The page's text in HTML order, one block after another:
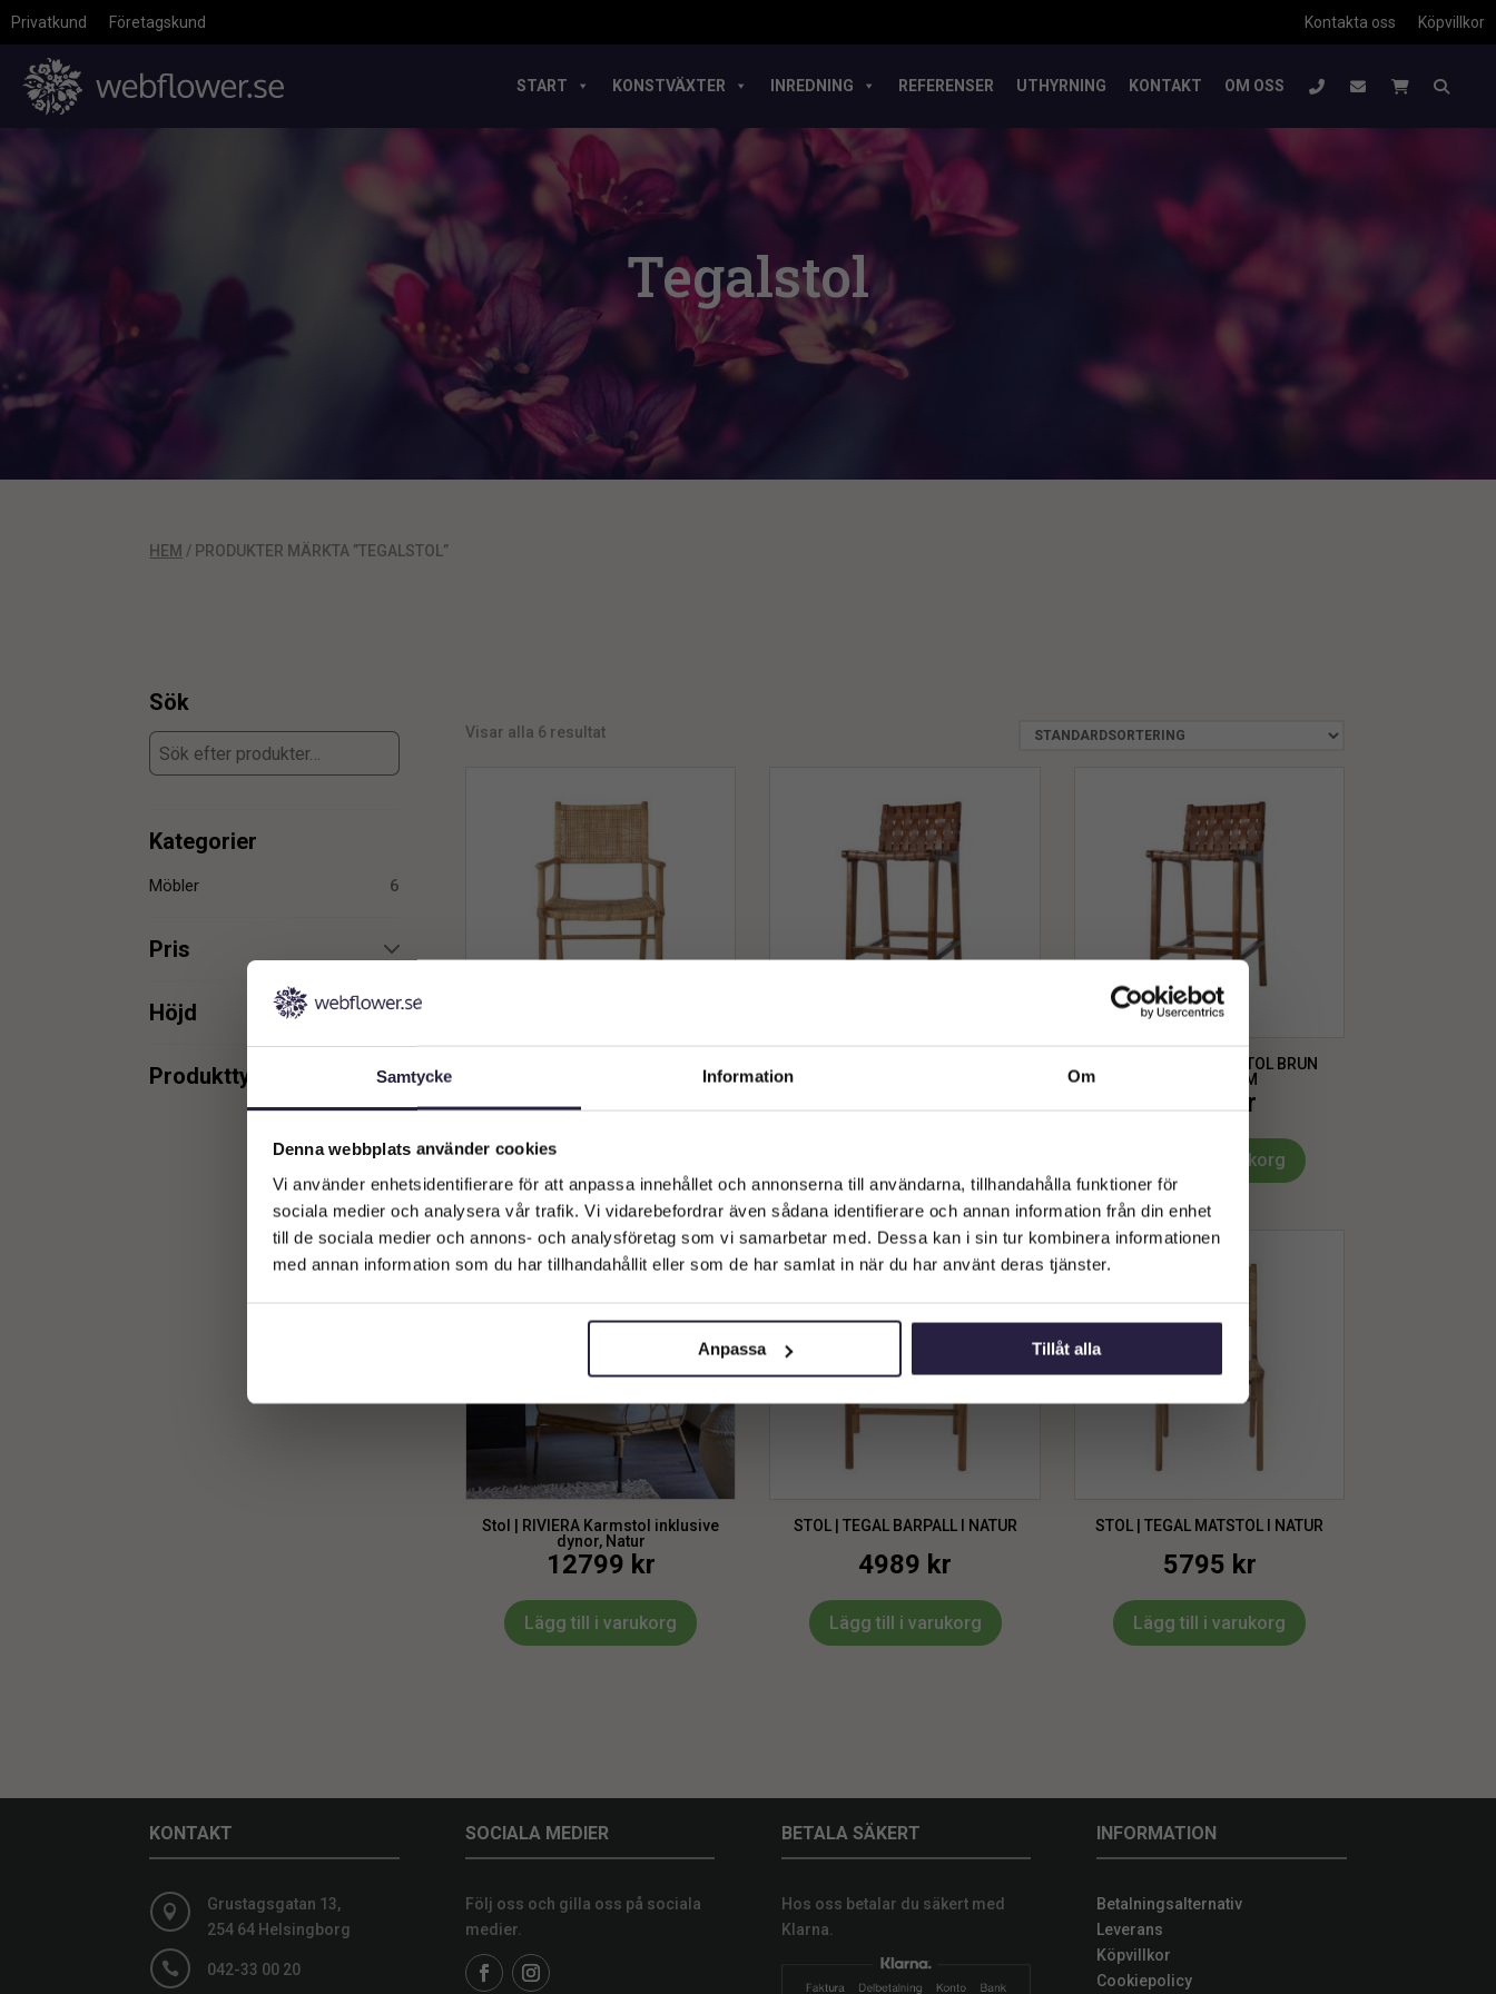
Samtycke Information Om
Denna webbplats använder cookies
Vi använder enhetsidentifierare för att anpassa innehållet och annonserna till användarna, tillhandahålla funktioner för
sociala medier och analysera vår trafik. Vi vidarebefordrar även sådana identifierare och annan information från din enhet
till de sociala medier och annons- och analysföretag som vi samarbetar med. Dessa kan i sin tur kombinera informationen
med annan information som du har tillhandahållit eller som de har samlat in när du har använt deras tjänster.
Anpassa Tillåt alla
Privatkund Företagskund Köpvillkor
Kontakta oss
START KONSTVÄXTER INREDNING REFERENSER UTHYRNING KONTAKT OM OSS
Tegalstol
HEM / PRODUKTER MÄRKTA ”TEGALSTOL”
Sök
Kategorier
Möbler 6
Pris
max.
Höjd
max.
Produkttyper
Visar alla 6 resultat
6995
Lägg till i varukorg
STOL | PORTO BARSTOL BRUN
40X53X97CM
kr
Lägg till i varukorg
Stol | RIVIERA Karmstol inklusive
dynor, Natur
12799 kr
Lägg till i varukorg
STOL | TEGAL BARPALL I NATUR
4989 kr
Lägg till i varukorg
STOL | TEGAL MATSTOL I NATUR
5795 kr
Lägg till i varukorg
KONTAKT

Grustagsgatan 13,
254 64 Helsingborg
 042-33 00 20
SOCIALA MEDIER
Följ oss och gilla oss på sociala
medier.
BETALA SÄKERT
Hos oss betalar du säkert med
Klarna.
INFORMATION
Betalningsalternativ
Leverans
Köpvillkor
Cookiepolicy
Välkommen till Webflower
Vilken typ av kund är du? Du kan alltid justera ditt val längst upp
Företagskund (exkl. moms)